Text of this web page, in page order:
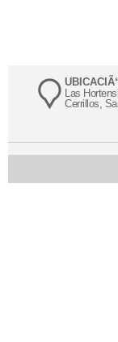
Las
Cerrillos,